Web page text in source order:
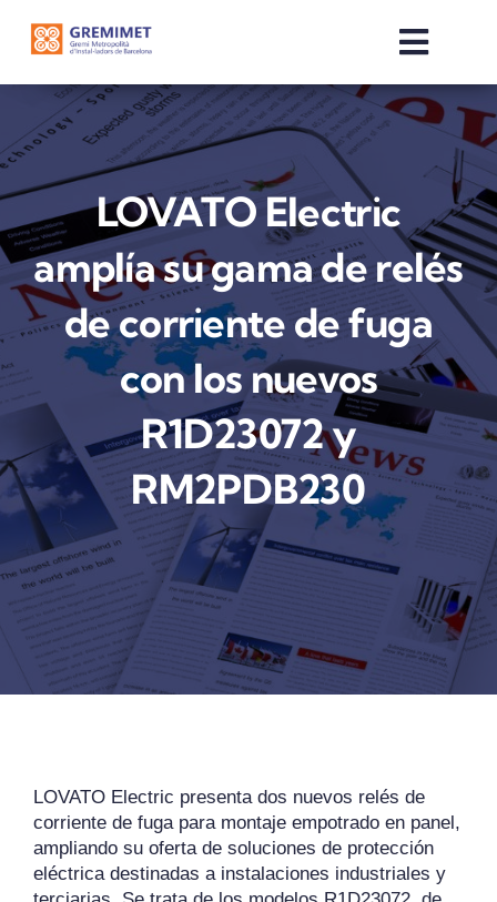
Toggle
INICI
QUI SOM
SERVEIS
COMERCIALITZADORES
NOTÍCIES
OTE
REVISTA DIGITAL
COL·LABORADORS
CONTACTE
CA
LOVATO Electric
amplía su gama de relés
de corriente de fuga
con los nuevos
R1D23072 y
RM2PDB230
LOVATO Electric presenta dos nuevos relés de
corriente de fuga para montaje empotrado en panel,
ampliando su oferta de soluciones de protección
eléctrica destinadas a instalaciones industriales y